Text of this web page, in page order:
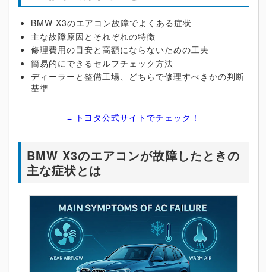
BMW X3のエアコン故障でよくある症状
主な故障原因とそれぞれの特徴
修理費用の目安と高額にならないための工夫
簡易的にできるセルフチェック方法
ディーラーと整備工場、どちらで修理すべきかの判断
基準
≡ トヨタ公式サイトでチェック！
BMW X3のエアコンが故障したときの
主な症状とは